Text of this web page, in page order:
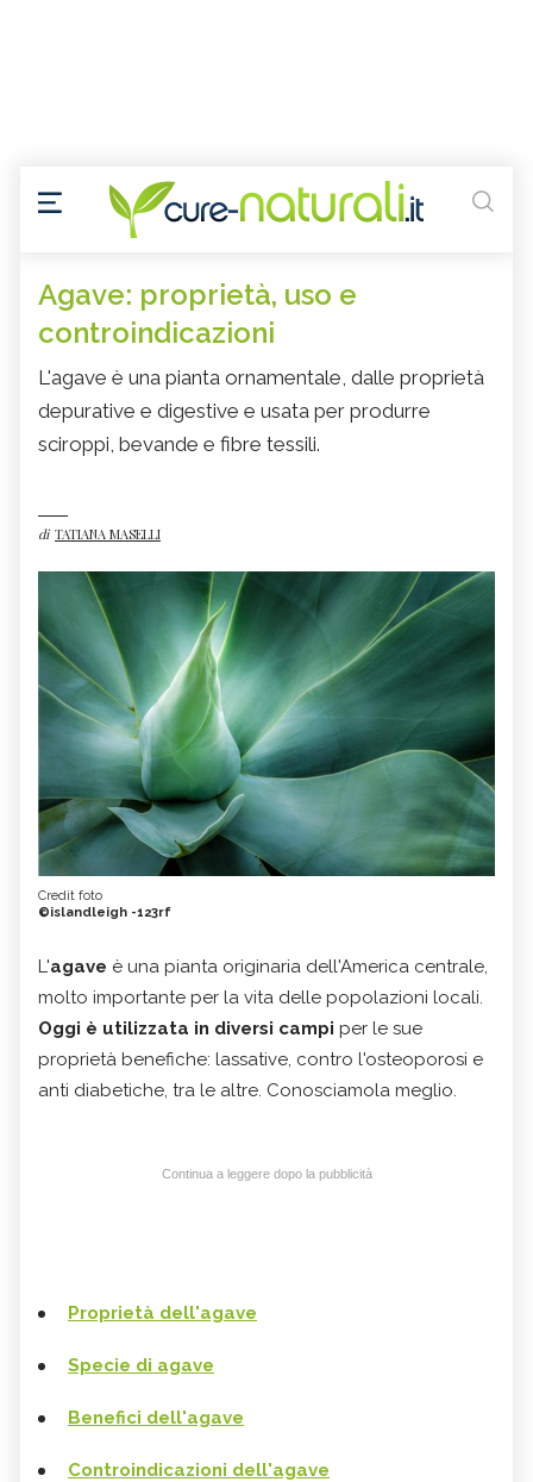
Agave: proprietà, uso e
controindicazioni
L'agave è una pianta ornamentale, dalle proprietà
depurative e digestive e usata per produrre
sciroppi, bevande e fibre tessili.
di TATIANA MASELLI
Credit foto
©islandleigh -123rf
L'agave è una pianta originaria dell'America centrale,
molto importante per la vita delle popolazioni locali.
Oggi è utilizzata in diversi campi per le sue
proprietà benefiche: lassative, contro l'osteoporosi e
anti diabetiche, tra le altre. Conosciamola meglio.
Continua a leggere dopo la pubblicità
Proprietà dell'agave
Specie di agave
Benefici dell'agave
Controindicazioni dell'agave